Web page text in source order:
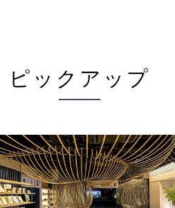
ピックアップ